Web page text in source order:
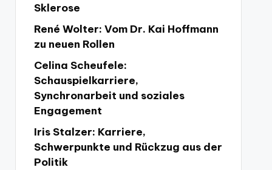
Sklerose
René Wolter: Vom Dr. Kai Hoffmann
zu neuen Rollen
Celina Scheufele:
Schauspielkarriere,
Synchronarbeit und soziales
Engagement
Iris Stalzer: Karriere,
Schwerpunkte und Rückzug aus der
Politik